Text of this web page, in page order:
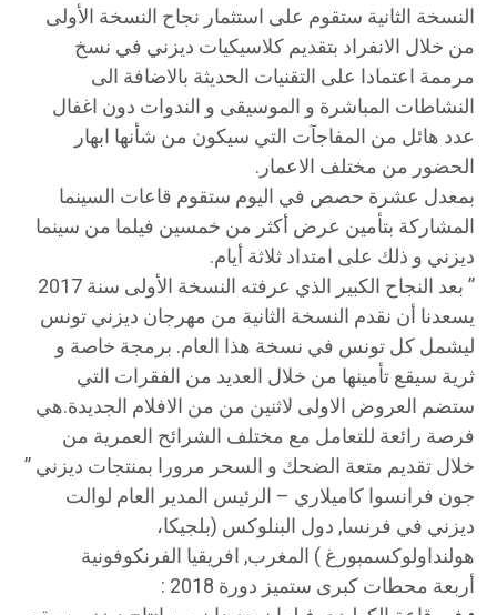
النسخة الثانية ستقوم على استثمار نجاح النسخة الأولى
من خلال الانفراد بتقديم كلاسيكيات ديزني في نسخ
مرممة اعتمادا على التقنيات الحديثة بالاضافة الى
النشاطات المباشرة و الموسيقى و الندوات دون اغفال
عدد هائل من المفاجآت التي سيكون من شأنها ابهار
الحضور من مختلف الاعمار.
بمعدل عشرة حصص في اليوم ستقوم قاعات السينما
المشاركة بتأمين عرض أكثر من خمسين فيلما من سينما
ديزني و ذلك على امتداد ثلاثة أيام.
” بعد النجاح الكبير الذي عرفته النسخة الأولى سنة 2017
يسعدنا أن نقدم النسخة الثانية من مهرجان ديزني تونس
ليشمل كل تونس في نسخة هذا العام. برمجة خاصة و
ثرية سيقع تأمينها من خلال العديد من الفقرات التي
ستضم العروض الاولى لاثنين من من الافلام الجديدة.هي
فرصة رائعة للتعامل مع مختلف الشرائح العمرية من
خلال تقديم متعة الضحك و السحر مرورا بمنتجات ديزني ”
جون فرانسوا كاميلاري – الرئيس المدير العام لوالت
ديزني في فرنسا, دول البنلوكس (بلجيكا،
هولنداولوكسمبورغ ) المغرب, افريقيا الفرنكوفونية
أربعة محطات كبرى ستميز دورة 2018 :